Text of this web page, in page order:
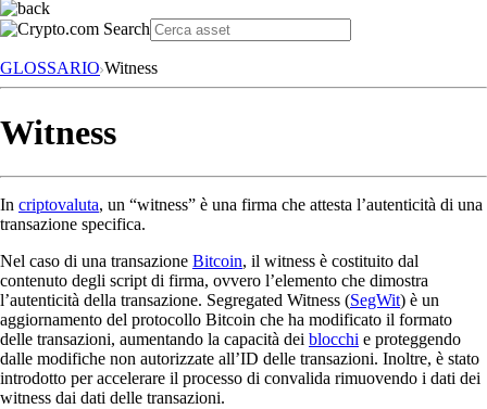
GLOSSARIO Witness
Witness
In criptovaluta, un “witness” è una firma che attesta l’autenticità di una
transazione specifica.
Nel caso di una transazione Bitcoin, il witness è costituito dal
contenuto degli script di firma, ovvero l’elemento che dimostra
l’autenticità della transazione. Segregated Witness (SegWit) è un
aggiornamento del protocollo Bitcoin che ha modificato il formato
delle transazioni, aumentando la capacità dei blocchi e proteggendo
dalle modifiche non autorizzate all’ID delle transazioni. Inoltre, è stato
introdotto per accelerare il processo di convalida rimuovendo i dati dei
witness dai dati delle transazioni.